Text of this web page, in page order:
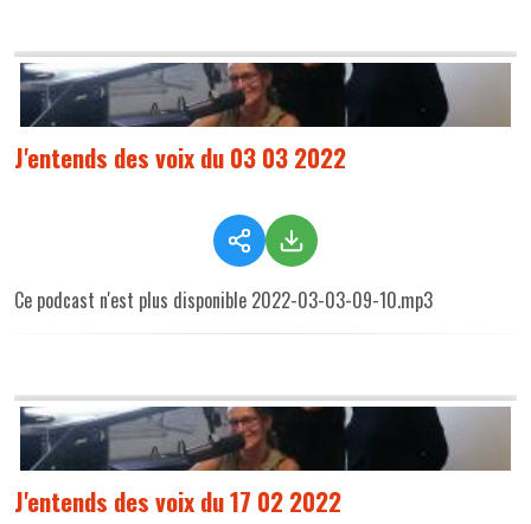
J'entends des voix du 03 03 2022
Ce podcast n'est plus disponible 2022-03-03-09-10.mp3
J'entends des voix du 17 02 2022